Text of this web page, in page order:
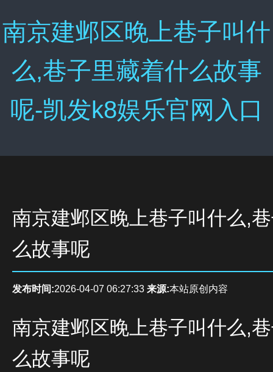
南京建邺区晚上巷子叫什
么,巷子里藏着什么故事
呢-凯发k8娱乐官网入口
南京建邺区晚上巷子叫什么,
么故事呢
发布时间:2026-04-07 06:27:33 来源:本站原创内容
南京建邺区晚上巷子叫什么,
么故事呢